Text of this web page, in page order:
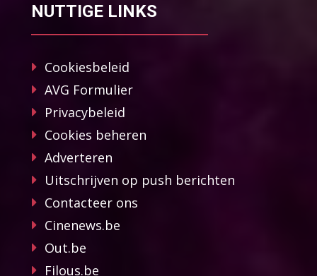
NUTTIGE LINKS
Cookiesbeleid
AVG Formulier
Privacybeleid
Cookies beheren
Adverteren
Uitschrijven op push berichten
Contacteer ons
Cinenews.be
Out.be
Filous.be